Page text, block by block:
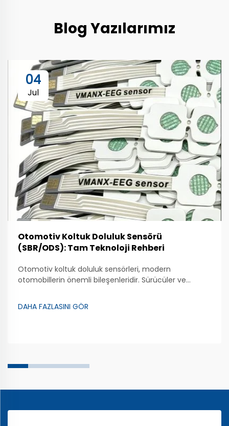
Blog Yazılarımız
04
Jul
Otomotiv Koltuk Doluluk Sensörü
(SBR/ODS): Tam Teknoloji Rehberi
Otomotiv koltuk doluluk sensörleri, modern
otomobillerin önemli bileşenleridir. Sürücüler ve
Bu sensörler, bir kişinin otomobil koltuğunda oturup
oturmadığını algılayabilir. Bu özellik, hava yastığı
DAHA FAZLASINI GÖR